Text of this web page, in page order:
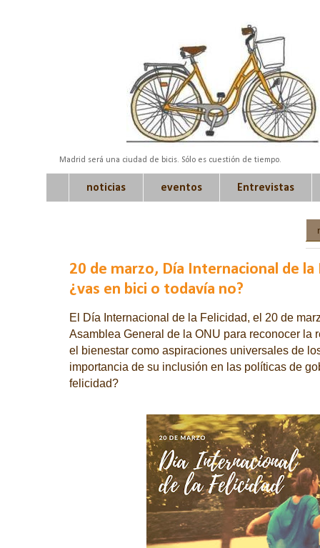
Madrid será una ciudad de bicis. Sólo es cuestión de tiempo.
noticias eventos Entrevistas
20 de marzo, Día Internacional de la
¿vas en bici o todavía no?
El Día Internacional de la Felicidad, el 20 de
Asamblea General de la ONU para reconocer la
el bienestar como aspiraciones universales de
importancia de su inclusión en las políticas de
felicidad?